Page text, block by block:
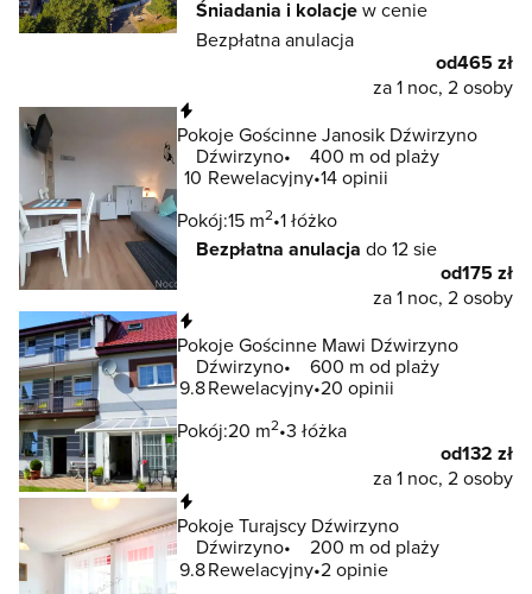
Śniadania i kolacjew cenie
Bezpłatna anulacja
od465 zł
za 1 noc, 2 osoby
Pokoje Gościnne Janosik Dźwirzyno
Dźwirzyno
400 m od plaży
10 Rewelacyjny 14 opinii
Pokój:15 m2 1 łóżko
Bezpłatna anulacja do 12 sie
od175 zł
za 1 noc, 2 osoby
Pokoje Gościnne Mawi Dźwirzyno
Dźwirzyno
600 m od plaży
9.8Rewelacyjny 20 opinii
Pokój:20 m2 3 łóżka
od132 zł
za 1 noc, 2 osoby
Pokoje Turajscy Dźwirzyno
Dźwirzyno
200 m od plaży
9.8Rewelacyjny 2 opinie